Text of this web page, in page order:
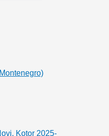
Kotor 2025-